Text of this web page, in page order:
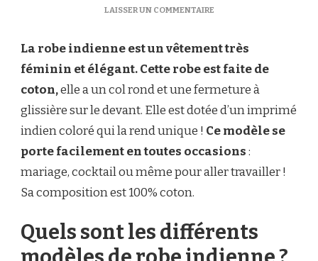
LAISSER UN COMMENTAIRESUR
:
PORTÉE
TOUTES
OCCASIONS
La robe indienne est un vêtement très
féminin et élégant. Cette robe est faite de
coton,elle a un col rond et une fermeture à
glissière sur le devant. Elle est dotée d’un imprimé
indien coloré qui la rend unique ! Ce modèle se
porte facilement en toutes occasions:
mariage, cocktail ou même pour aller travailler !
Sa composition est 100% coton.
Quels sont les différents